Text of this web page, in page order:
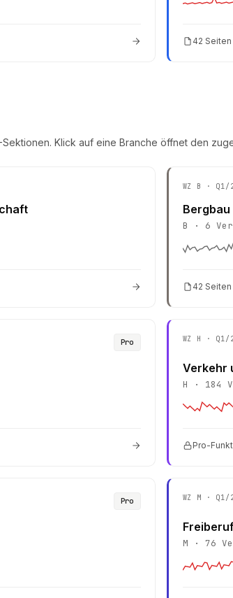
42 Seiten
Sektionen. Klick auf eine Branche öffnet den
WZ B · Q1/
Bergbau
B · 6
42 Seiten
Pro WZ H · Q1/
Verkehr
H · 184
Pro-
Pro WZ M · Q1/
M · 76